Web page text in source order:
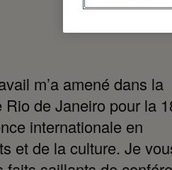
m’a amené dans la
de Janeiro pour la
internationale en
et de la culture. Je